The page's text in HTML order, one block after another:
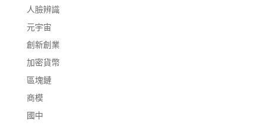
人臉辨識
元宇宙
創新創業
加密貨幣
區塊鏈
商模
國中